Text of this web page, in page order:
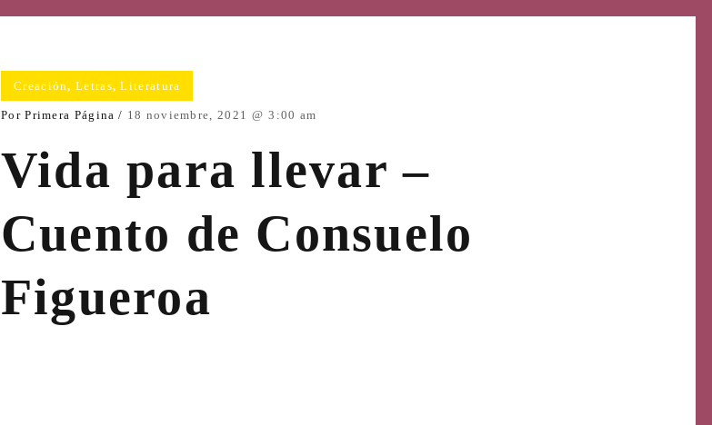
Creación,Letras,Literatura
PorPrimera Página 18 noviembre, 2021 3:00 am
Vida para llevar –
Cuento de Consuelo
Figueroa